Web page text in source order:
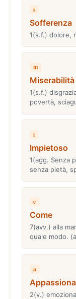
s
Sofferenza
1(s.f.) dolore,
m
Miserabilità
1(s.f.)
povertà,
i
Impietoso
1(agg. Senza
senza pietà,
c
Come
7(avv.) alla
quale modo.
a
2(v.)